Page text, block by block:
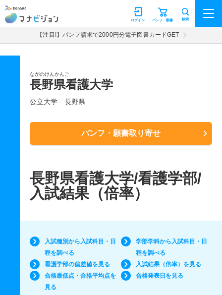
マナビジョン パンフ・願書
ログイン 検索
【注目!】パンフ請求で2000円分電子図書カードGET
ながのけんかんご
長野県看護大学
公立大学 長野県
パンフ・願書取り寄せ
長野県看護大学/看護学部/
入試結果（倍率）
入試種別から入試科目・日
程を調べる
学部学科から入試科目・日
程を調べる
看護学部の偏差値を見る
入試結果（倍率）を見る
合格最低点・合格平均点を
見る
合格発表日を見る